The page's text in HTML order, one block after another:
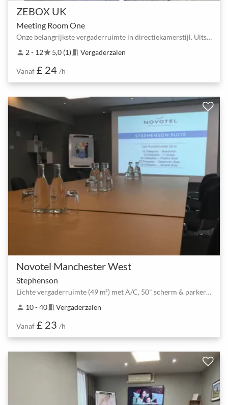
ZEBOX UK
Meeting Room One
Onze belangrijkste vergaderruimte in directiekamerstijl. Uitstekende natuurlijke lichtinval en verg…
person 2 - 12star5,0 (1) meeting_room Vergaderzalen
Vanaf £ 24 /h
Novotel Manchester West
Stephenson
Lichte vergaderruimte (49 m²) met A/C, 50" scherm & parkeren – tot 40
person 10 - 40meeting_room Vergaderzalen
Vanaf £ 23 /h